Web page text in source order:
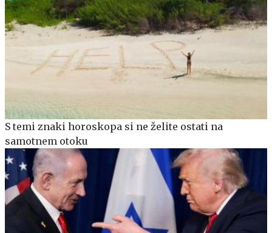
S temi znaki horoskopa si ne želite ostati na
samotnem otoku